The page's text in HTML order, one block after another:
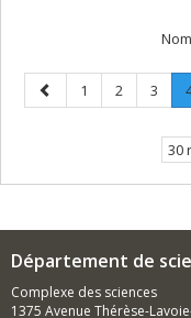
Page
précédente
Page
1 Page
2 Page
3
30
Département de
Complexe des sciences
1375 Avenue Thérèse-